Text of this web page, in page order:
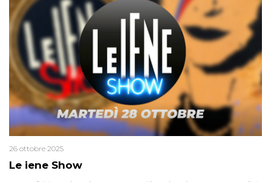
Le iene Show
26 ottobre 2025